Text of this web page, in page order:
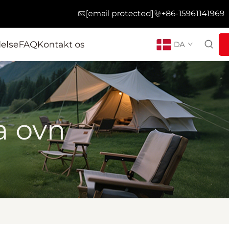
[email protected] +86-15961141969
FAQKontakt os DA
ovn